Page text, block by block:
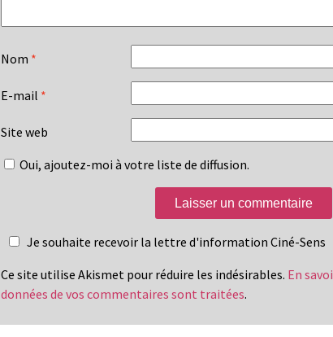
Nom *
E-mail *
Site web
Oui, ajoutez-moi à votre liste de diffusion.
Je souhaite recevoir la lettre d'information Ciné-Sens
Ce site utilise Akismet pour réduire les indésirables. En
données de vos commentaires sont traitées.